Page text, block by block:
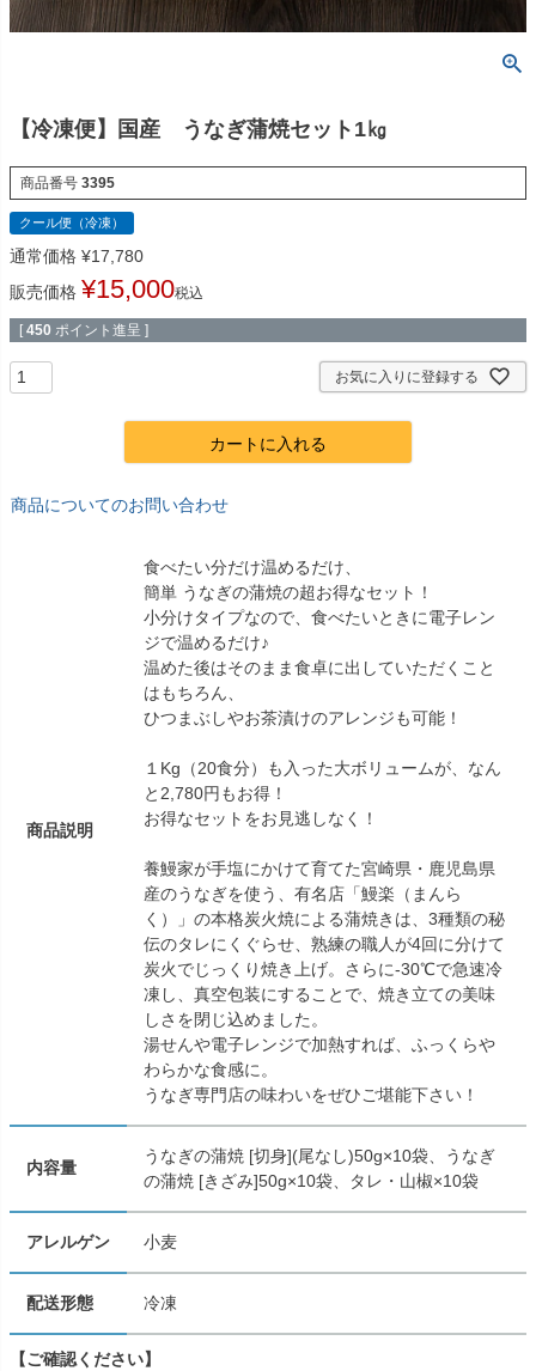
【冷凍便】国産 うなぎ蒲焼セット1㎏
商品番号 3395
クール便（冷凍）
通常価格 ¥17,780
販売価格 ¥15,000税込
[ 450 ポイント進呈 ]
お気に入りに登録する
カートに入れる
商品についてのお問い合わせ
商品説明
食べたい分だけ温めるだけ、
簡単 うなぎの蒲焼の超お得なセット！
小分けタイプなので、食べたいときに電子レン
ジで温めるだけ♪
温めた後はそのまま食卓に出していただくこと
はもちろん、
ひつまぶしやお茶漬けのアレンジも可能！
１Kg（20食分）も入った大ボリュームが、なん
と2,780円もお得！
お得なセットをお見逃しなく！
養鰻家が手塩にかけて育てた宮崎県・鹿児島県
産のうなぎを使う、有名店「鰻楽（まんら
く）」の本格炭火焼による蒲焼きは、3種類の秘
伝のタレにくぐらせ、熟練の職人が4回に分けて
炭火でじっくり焼き上げ。さらに-30℃で急速冷
凍し、真空包装にすることで、焼き立ての美味
しさを閉じ込めました。
湯せんや電子レンジで加熱すれば、ふっくらや
わらかな食感に。
うなぎ専門店の味わいをぜひご堪能下さい！
内容量
うなぎの蒲焼 [切身](尾なし)50g×10袋、うなぎ
の蒲焼 [きざみ]50g×10袋、タレ・山椒×10袋
アレルゲン 小麦
配送形態 冷凍
【ご確認ください】